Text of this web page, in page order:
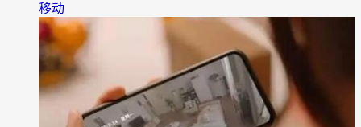
移动